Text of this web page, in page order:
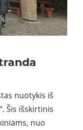
nuotykis iš
Šis išskirtinis
nuo